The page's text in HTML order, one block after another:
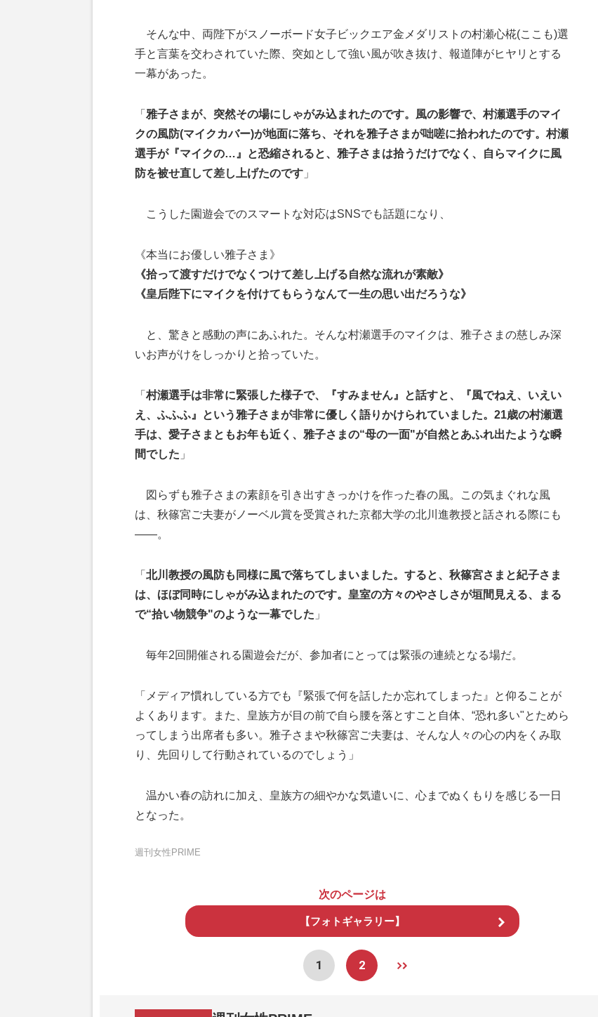
そんな中、両陛下がスノーボード女子ビックエア金メダリストの村瀬心椛(ここも)選
手と言葉を交わされていた際、突如として強い風が吹き抜け、報道陣がヒヤリとする
一幕があった。
「 雅子さまが、突然その場にしゃがみ込まれたのです。風の影響で、村瀬選手のマイ
クの風防(マイクカバー)が地面に落ち、それを雅子さまが咄嗟に拾われたのです。村瀬
選手が『マイクの…』と恐縮されると、雅子さまは拾うだけでなく、自らマイクに風
防を被せ直して差し上げたのです 」
こうした園遊会でのスマートな対応はSNSでも話題になり、
《本当にお優しい雅子さま》
《拾って渡すだけでなくつけて差し上げる自然な流れが素敵》
《皇后陛下にマイクを付けてもらうなんて一生の思い出だろうな》
と、驚きと感動の声にあふれた。そんな村瀬選手のマイクは、雅子さまの慈しみ深
いお声がけをしっかりと拾っていた。
「 村瀬選手は非常に緊張した様子で、『すみません』と話すと、『風でねえ、いえい
え、ふふふ』という雅子さまが非常に優しく語りかけられていました。21歳の村瀬選
手は、愛子さまともお年も近く、雅子さまの“母の一面"が自然とあふれ出たような瞬
間でした 」
図らずも雅子さまの素顔を引き出すきっかけを作った春の風。この気まぐれな風
は、秋篠宮ご夫妻がノーベル賞を受賞された京都大学の北川進教授と話される際にも
――。
「 北川教授の風防も同様に風で落ちてしまいました。すると、秋篠宮さまと紀子さま
は、ほぼ同時にしゃがみ込まれたのです。皇室の方々のやさしさが垣間見える、まる
で“拾い物競争"のような一幕でした 」
毎年2回開催される園遊会だが、参加者にとっては緊張の連続となる場だ。
「メディア慣れしている方でも『緊張で何を話したか忘れてしまった』と仰ることが
よくあります。また、皇族方が目の前で自ら腰を落とすこと自体、“恐れ多い"とためら
ってしまう出席者も多い。雅子さまや秋篠宮ご夫妻は、そんな人々の心の内をくみ取
り、先回りして行動されているのでしょう」
温かい春の訪れに加え、皇族方の細やかな気遣いに、心までぬくもりを感じる一日
となった。
週刊女性PRIME
次のページは
【フォトギャラリー】
1 2